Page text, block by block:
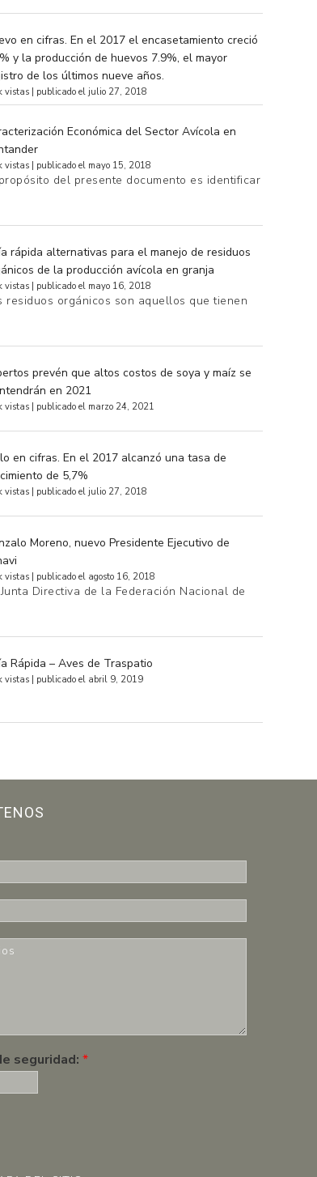
en cifras. En el 2017 el encasetamiento creció
y la producción de huevos 7.9%, el mayor
de los últimos nueve años.
vistas publicado el julio 27, 2018
Económica del Sector Avícola en
vistas publicado el mayo 15, 2018
del presente documento es identificar
rápida alternativas para el manejo de residuos
de la producción avícola en granja
vistas publicado el mayo 16, 2018
residuos orgánicos son aquellos que tienen
prevén que altos costos de soya y maíz se
en 2021
vistas publicado el marzo 24, 2021
en cifras. En el 2017 alcanzó una tasa de
de 5,7%
vistas publicado el julio 27, 2018
Moreno, nuevo Presidente Ejecutivo de
vistas publicado el agosto 16, 2018
Directiva de la Federación Nacional de
Rápida – Aves de Traspatio
vistas publicado el abril 9, 2019
seguridad:*